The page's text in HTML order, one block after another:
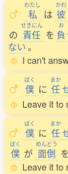
わたし
私 は
かれ
彼
の
せきにん
責任 を
お
負
ない。
I can't
ぼく
僕 に
まか
任
Leave it to
ぼく
僕 に
まか
任
ぼく
僕 が
めんどう
面倒 を
Leave it to